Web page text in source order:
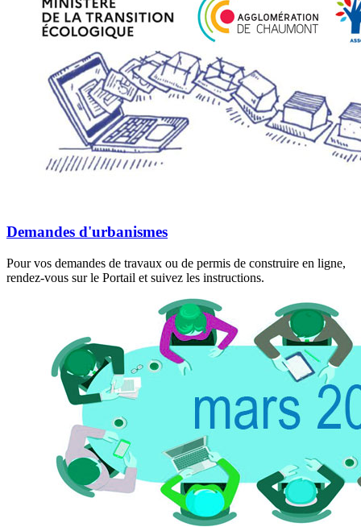
Demandes d'urbanismes
Pour vos demandes de travaux ou de permis de construire en ligne,
rendez-vous sur le Portail et suivez les instructions.